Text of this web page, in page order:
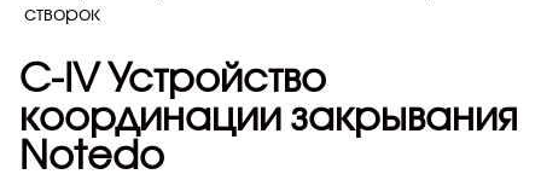
створок
C-IV Устройство
координации закрывания
Notedo